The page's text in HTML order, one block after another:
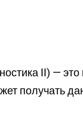
II) —
получать